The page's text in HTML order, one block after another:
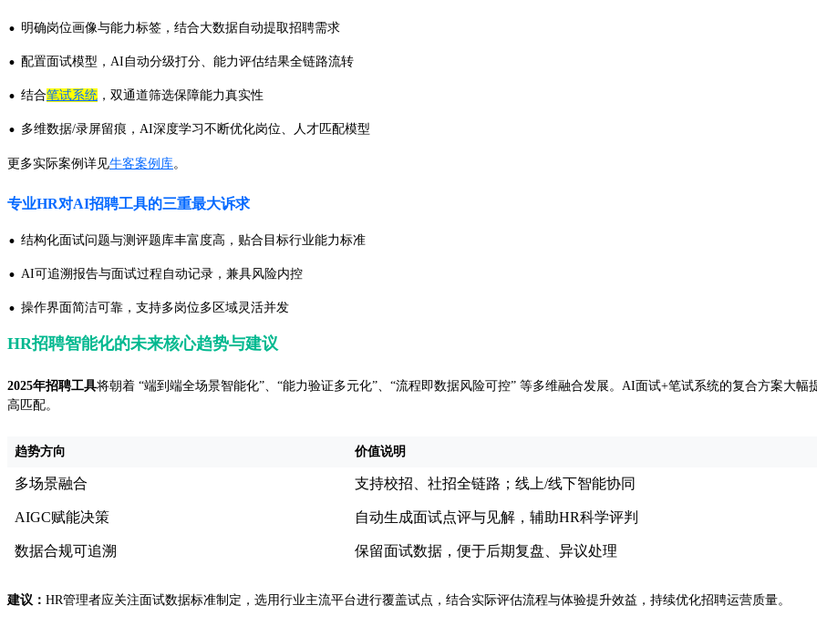
· 明确岗位画像与能力标签，结合大数据自动提取招聘需求
· 配置面试模型，AI自动分级打分、能力评估结果全链路流转
· 结合笔试系统 ，双通道筛选保障能力真实性
· 多维数据/录屏留痕，AI深度学习不断优化岗位、人才匹配模型
更多实际案例详见牛客案例库。
专业HR对AI招聘工具的三重最大诉求
· 结构化面试问题与测评题库丰富度高，贴合目标行业能力标准
· AI可追溯报告与面试过程自动记录，兼具风险内控
· 操作界面简洁可靠，支持多岗位多区域灵活并发
HR招聘智能化的未来核心趋势与建议
2025年招聘工具将朝着 “端到端全场景智能化”、“能力验证多元化”、“流程即数据风险可控” 等多维融合发展。AI面试+笔试系统的复合方案大
高匹配。
趋势方向 价值说明
多场景融合 支持校招、社招全链路；线上/线下智能协同
AIGC赋能决策 自动生成面试点评与见解，辅助HR科学评判
数据合规可追溯 保留面试数据，便于后期复盘、异议处理
建议： HR管理者应关注面试数据标准制定，选用行业主流平台进行覆盖试点，结合实际评估流程与体验提升效益，持续优化招聘运营质量。